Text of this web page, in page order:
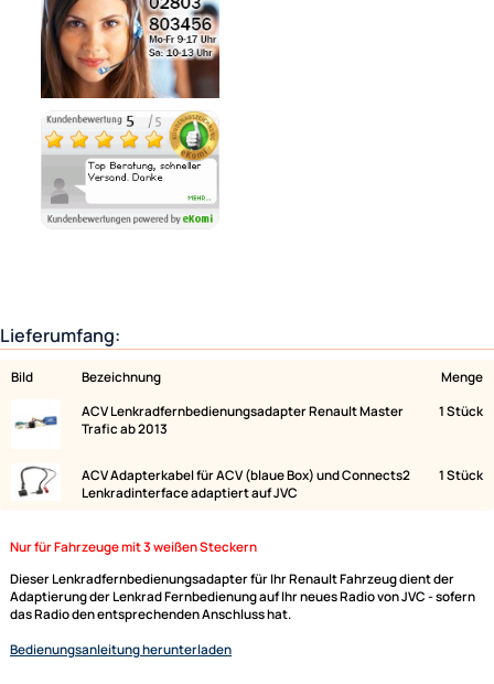
Lieferumfang:
Bild Bezeichnung
ACV Lenkradfernbedienungsadapter Renault Master
Trafic ab 2013
Variantenauswahl
Ähnliche Produkte anzeigen